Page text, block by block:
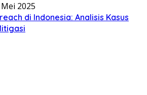
2025
di Indonesia: Analisis Kasus